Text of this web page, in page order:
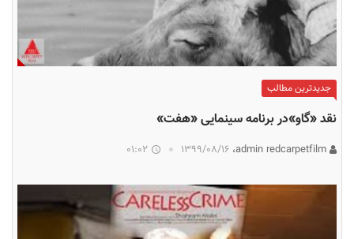
جدیدترین مطالب
نقد «گاو»در برنامه سینمایی «هفت»
۱۳۹۹/۰۸/۱۶ 01:02